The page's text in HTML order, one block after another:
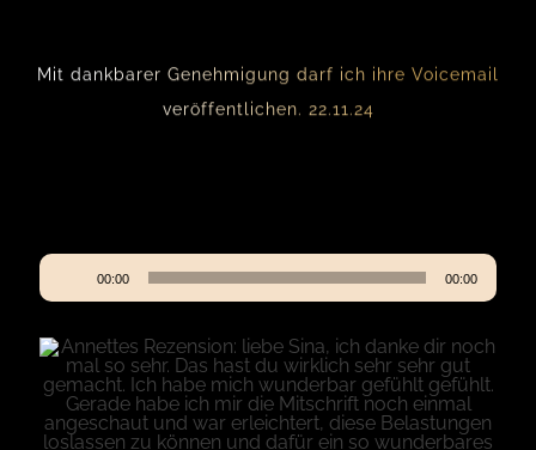
Mit dankbarer Genehmigung darf ich ihre Voicemail
veröffentlichen. 22.11.24
Audio-
Player
00:00 00:00